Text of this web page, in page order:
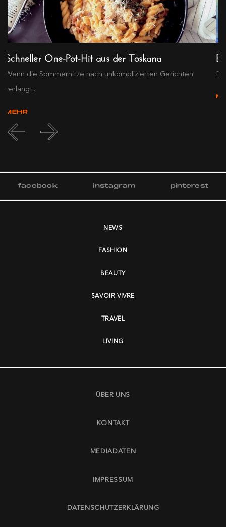
Schneller One-Pot-Hit aus der Toskana
Wenn die Sommerhitze nach unkomplizierten Gerichten
verlangt...
MEHR
facebook instagram pinterest
NEWS
FASHION
BEAUTY
SAVOIR VIVRE
TRAVEL
LIVING
ÜBER UNS
KONTAKT
MEDIADATEN
IMPRESSUM
DATENSCHUTZERKLÄRUNG